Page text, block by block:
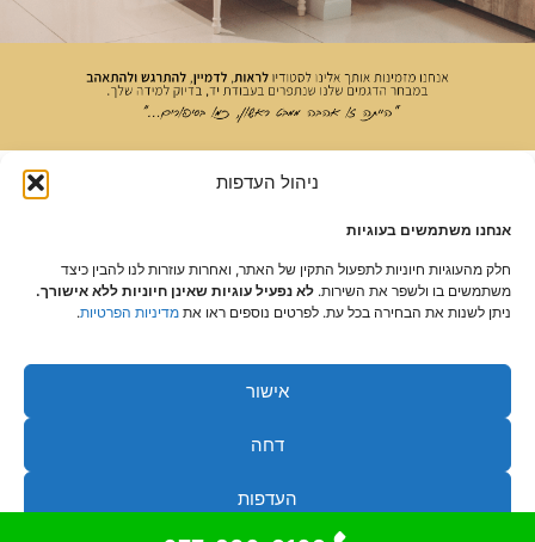
ניהול העדפות
אנחנו משתמשים בעוגיות
חלק מהעוגיות חיוניות לתפעול התקין של האתר, ואחרות עוזרות לנו להבין כיצד
משתמשים בו ולשפר את השירות. לא נפעיל עוגיות שאינן חיוניות ללא אישורך.
ניתן לשנות את הבחירה בכל עת. לפרטים נוספים ראו את מדיניות הפרטיות.
אישור
דחה
העדפות